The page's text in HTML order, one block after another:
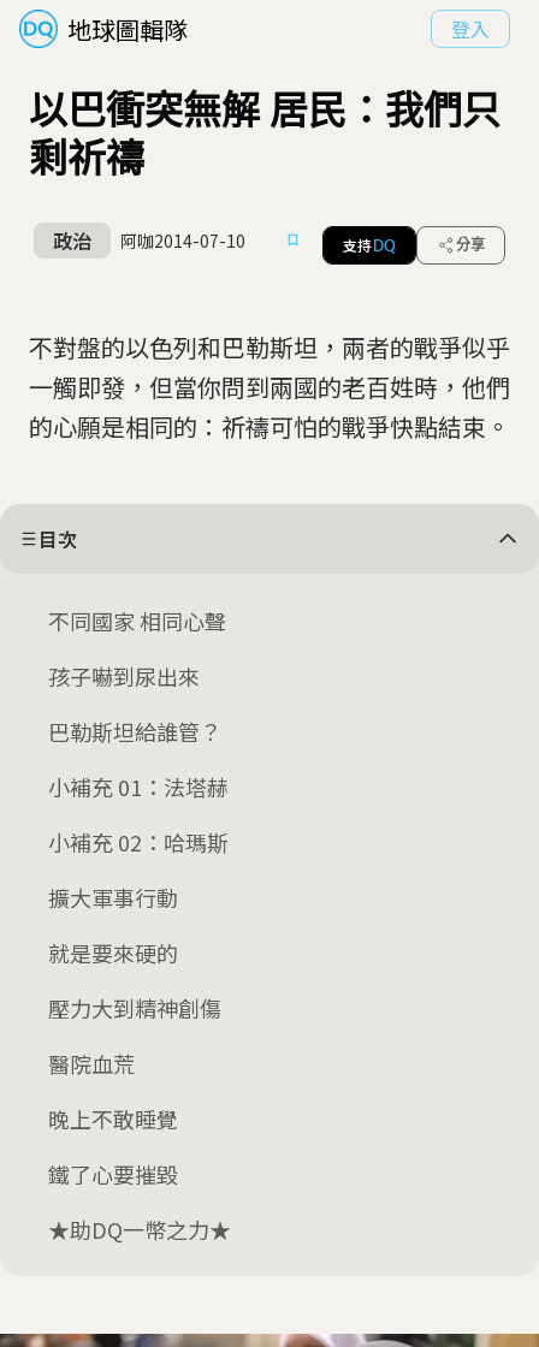
地球圖輯隊 登入
以巴衝突無解 居民：我們只
剩祈禱
政治 阿咖2014-07-10 支持 DQ 分享
不對盤的以色列和巴勒斯坦，兩者的戰爭似乎
一觸即發，但當你問到兩國的老百姓時，他們
的心願是相同的：祈禱可怕的戰爭快點結束。
目次
不同國家 相同心聲
孩子嚇到尿出來
巴勒斯坦給誰管？
小補充 01：法塔赫
小補充 02：哈瑪斯
擴大軍事行動
就是要來硬的
壓力大到精神創傷
醫院血荒
晚上不敢睡覺
鐵了心要摧毀
★助DQ一幣之力★